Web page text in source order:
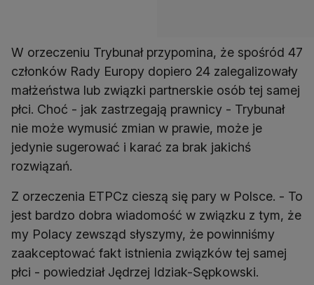
W orzeczeniu Trybunał przypomina, że spośród 47
członków Rady Europy dopiero 24 zalegalizowały
małżeństwa lub związki partnerskie osób tej samej
płci. Choć - jak zastrzegają prawnicy - Trybunał
nie może wymusić zmian w prawie, może je
jedynie sugerować i karać za brak jakichś
rozwiązań.
Z orzeczenia ETPCz cieszą się pary w Polsce. - To
jest bardzo dobra wiadomość w związku z tym, że
my Polacy zewsząd słyszymy, że powinniśmy
zaakceptować fakt istnienia związków tej samej
płci - powiedział Jędrzej Idziak-Sępkowski.